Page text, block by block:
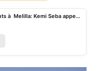
Mort de 23 migrants à Melilla: Kemi Seba appelle au boycott de Royal Air Maroc